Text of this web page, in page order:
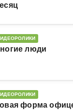
люди
форма